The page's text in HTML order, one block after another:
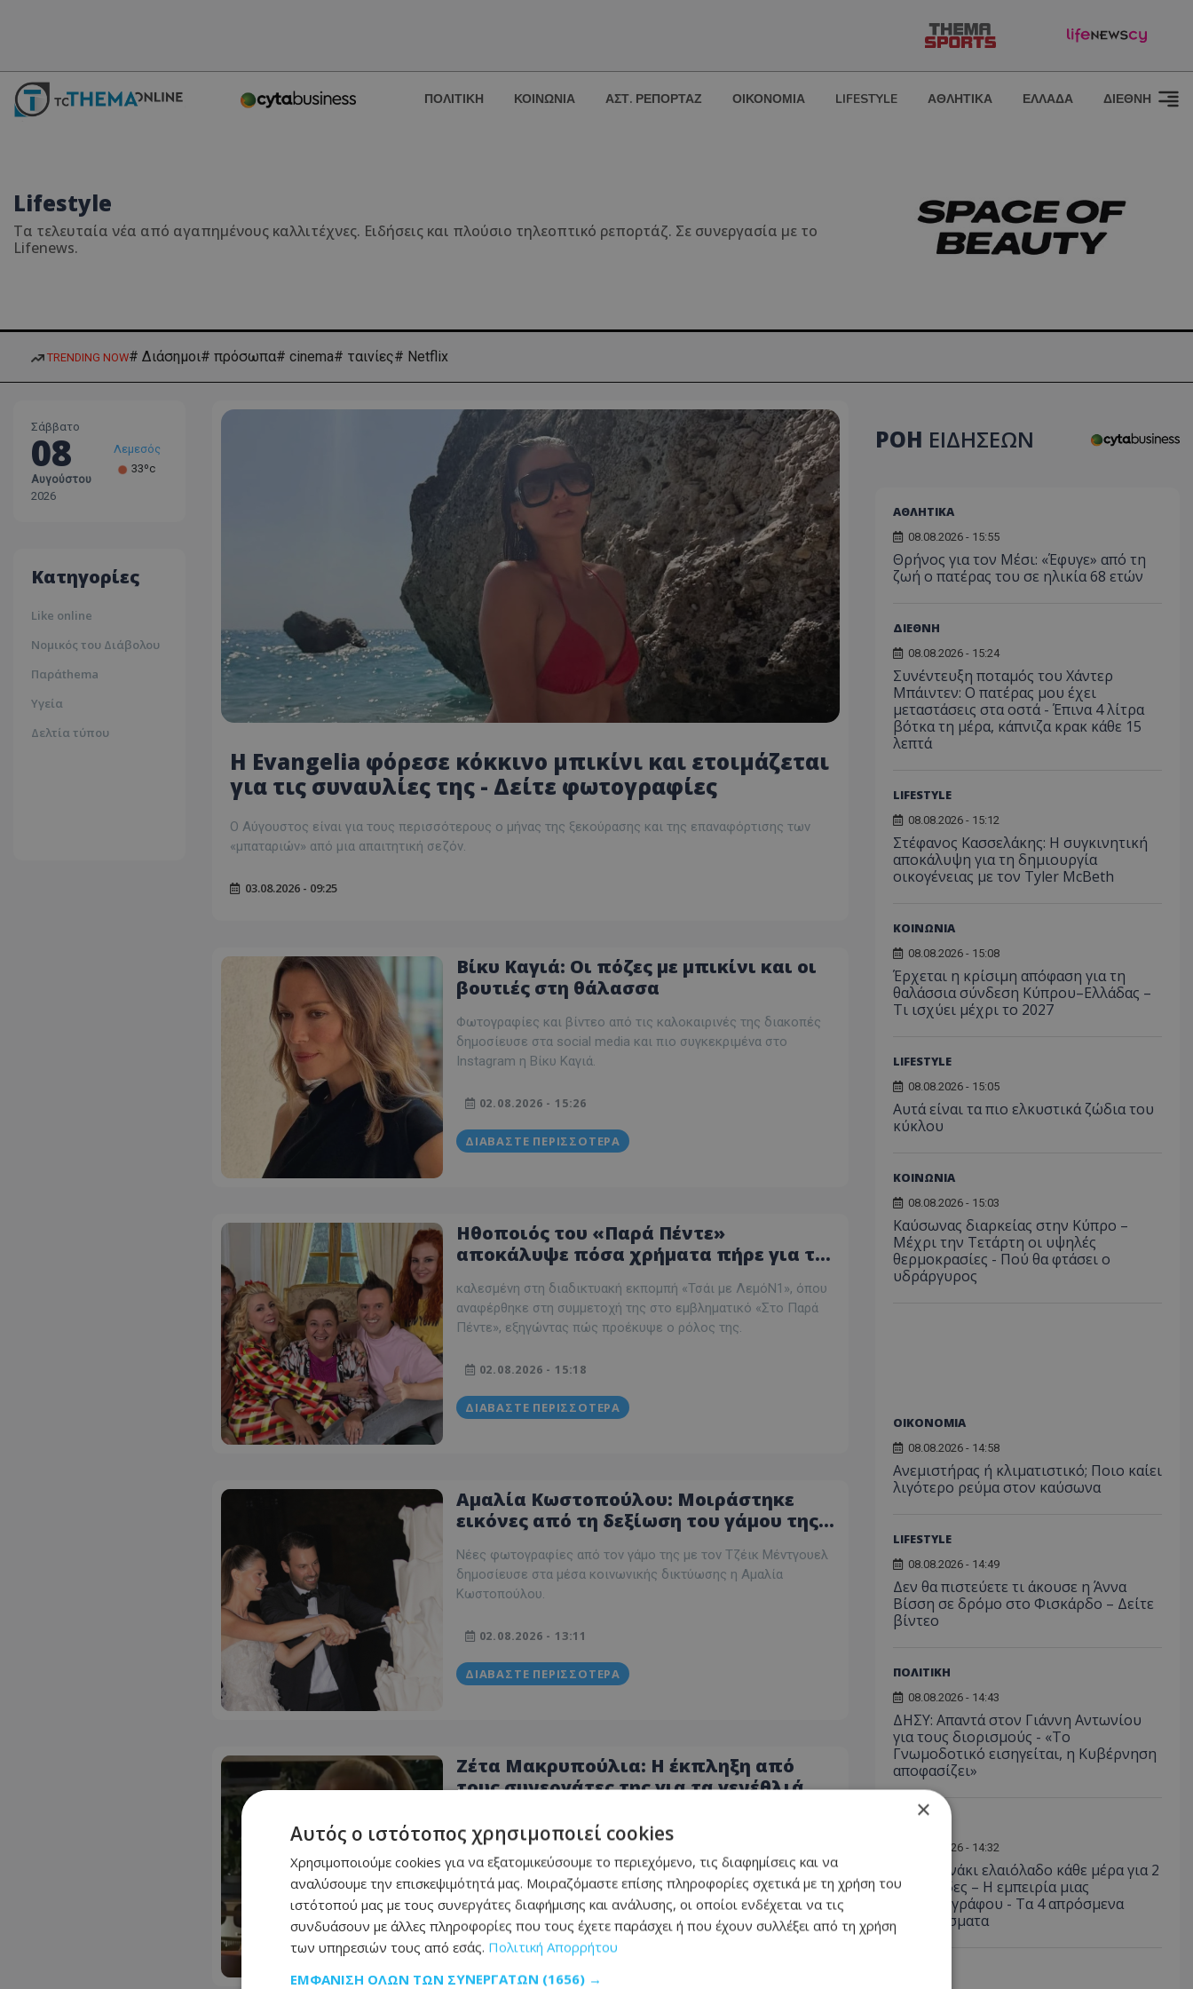
ΠΟΛΙΤΙΚΗ ΚΟΙΝΩΝΙΑ ΑΣΤ. ΡΕΠΟΡΤΑΖ ΟΙΚΟΝΟΜΙΑ LIFESTYLE ΑΘΛΗΤΙΚΑ ΕΛΛΑΔΑ ΔΙΕΘΝΗ
Lifestyle
Τα τελευταία νέα από αγαπημένους καλλιτέχνες. Ειδήσεις και πλούσιο τηλεοπτικό ρεπορτάζ. Σε συνεργασία με το
Lifenews.
TRENDING NOW# Διάσημοι# πρόσωπα# cinema# ταινίες# Netflix
Σάββατο
08
Αυγούστου
2026
Λεμεσός
33ºc
Κατηγορίες
Like online
Νομικός του Διάβολου
Παράthema
Υγεία
Δελτία τύπου
Η Evangelia φόρεσε κόκκινο μπικίνι και ετοιμάζεται
για τις συναυλίες της - Δείτε φωτογραφίες
Ο Αύγουστος είναι για τους περισσότερους ο μήνας της ξεκούρασης και της επαναφόρτισης των
«μπαταριών» από μια απαιτητική σεζόν.
03.08.2026 - 09:25
Βίκυ Καγιά: Οι πόζες με μπικίνι και οι
βουτιές στη θάλασσα
Φωτογραφίες και βίντεο από τις καλοκαιρινές της διακοπές
δημοσίευσε στα social media και πιο συγκεκριμένα στο
Instagram η Βίκυ Καγιά.
02.08.2026 - 15:26
ΔΙΑΒΆΣΤΕ ΠΕΡΙΣΣΌΤΕΡΑ
Ηθοποιός του «Παρά Πέντε»
αποκάλυψε πόσα χρήματα πήρε για τον
καλεσμένη στη διαδικτυακή εκπομπή «Τσάι με ΛεμόΝ1», όπου
αναφέρθηκε στη συμμετοχή της στο εμβληματικό «Στο Παρά
Πέντε», εξηγώντας πώς προέκυψε ο ρόλος της.
02.08.2026 - 15:18
ΔΙΑΒΆΣΤΕ ΠΕΡΙΣΣΌΤΕΡΑ
Αμαλία Κωστοπούλου: Μοιράστηκε
εικόνες από τη δεξίωση του γάμου της
Νέες φωτογραφίες από τον γάμο της με τον Τζέικ Μέντγουελ
δημοσίευσε στα μέσα κοινωνικής δικτύωσης η Αμαλία
Κωστοπούλου.
02.08.2026 - 13:11
ΔΙΑΒΆΣΤΕ ΠΕΡΙΣΣΌΤΕΡΑ
Ζέτα Μακρυπούλια: Η έκπληξη από
τους συνεργάτες της για τα γενέθλιά
Δείτε βίντεο
Μία έκπληξη επεφύλασσαν στη Ζέτα Μακρυπούλια για τα
γενέθλιά της οι συνεργάτες της στην παράσταση «Ειρήνη» του
Αριστοφάνη, με την υπογραφή του Νίκου Καραθάνου.
02.08.2026 - 12:59
ΔΙΑΒΆΣΤΕ ΠΕΡΙΣΣΌΤΕΡΑ
ΡΟΗ ΕΙΔΗΣΕΩΝ
ΑΘΛΗΤΙΚΑ
08.08.2026 - 15:55
Θρήνος για τον Μέσι: «Έφυγε» από τη
ζωή ο πατέρας του σε ηλικία 68 ετών
ΔΙΕΘΝΗ
08.08.2026 - 15:24
Συνέντευξη ποταμός του Χάντερ
Μπάιντεν: Ο πατέρας μου έχει
μεταστάσεις στα οστά - Έπινα 4 λίτρα
βότκα τη μέρα, κάπνιζα κρακ κάθε 15
λεπτά
LIFESTYLE
08.08.2026 - 15:12
Στέφανος Κασσελάκης: Η συγκινητική
αποκάλυψη για τη δηµιουργία
οικογένειας με τον Tyler McBeth
ΚΟΙΝΩΝΙΑ
08.08.2026 - 15:08
Έρχεται η κρίσιμη απόφαση για τη
θαλάσσια σύνδεση Κύπρου–Ελλάδας –
Τι ισχύει μέχρι το 2027
LIFESTYLE
08.08.2026 - 15:05
Αυτά είναι τα πιο ελκυστικά ζώδια του
κύκλου
ΚΟΙΝΩΝΙΑ
08.08.2026 - 15:03
Καύσωνας διαρκείας στην Κύπρο –
Μέχρι την Τετάρτη οι υψηλές
θερμοκρασίες - Πού θα φτάσει ο
υδράργυρος
ΟΙΚΟΝΟΜΙΑ
08.08.2026 - 14:58
Ανεμιστήρας ή κλιματιστικό; Ποιο καίει
λιγότερο ρεύμα στον καύσωνα
LIFESTYLE
08.08.2026 - 14:49
Δεν θα πιστεύετε τι άκουσε η Άννα
Βίσση σε δρόμο στο Φισκάρδο – Δείτε
βίντεο
ΠΟΛΙΤΙΚΗ
08.08.2026 - 14:43
ΔΗΣΥ: Απαντά στον Γιάννη Αντωνίου
για τους διορισμούς - «Το
Γνωμοδοτικό εισηγείται, η Κυβέρνηση
αποφασίζει»
08.08.2026 - 14:32
Ένα σφηνάκι ελαιόλαδο κάθε μέρα για 2
εβδομάδες – Η εμπειρία μιας
δημοσιογράφου - Τα 4 απρόσμενα
αποτελέσματα
×
Αυτός ο ιστότοπος χρησιμοποιεί cookies
Χρησιμοποιούμε cookies για να εξατομικεύσουμε το περιεχόμενο, τις διαφημίσεις και να
αναλύσουμε την επισκεψιμότητά μας. Μοιραζόμαστε επίσης πληροφορίες σχετικά με τη χρήση του
ιστότοπού μας με τους συνεργάτες διαφήμισης και ανάλυσης, οι οποίοι ενδέχεται να τις
συνδυάσουν με άλλες πληροφορίες που τους έχετε παράσχει ή που έχουν συλλέξει από τη χρήση
των υπηρεσιών τους από εσάς. Πολιτική Απορρήτου
ΕΜΦΆΝΙΣΗ ΌΛΩΝ ΤΩΝ ΣΥΝΕΡΓΑΤΏΝ (1656) →